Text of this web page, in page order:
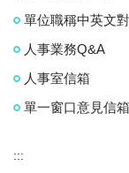
單位職稱中英文
人事業務Q&A
人事室信箱
單一窗口意見信箱
:::